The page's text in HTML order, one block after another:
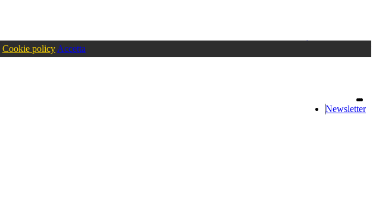
Accedioppure registrati
Cookie policy Accetta
Newsletter